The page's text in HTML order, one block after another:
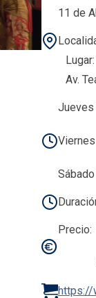
11 de
Lugar
Av.
Jueves
Precio
https://